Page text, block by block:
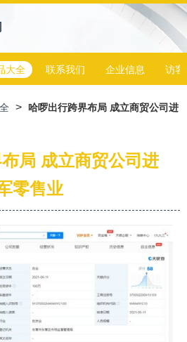
大全 联系我们 企业信息 访客
> 哈啰出行跨界布局 成立商贸公司进
局 成立商贸公司进
零售业